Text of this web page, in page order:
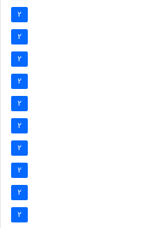
2
2
2
2
2
2
2
2
2
2